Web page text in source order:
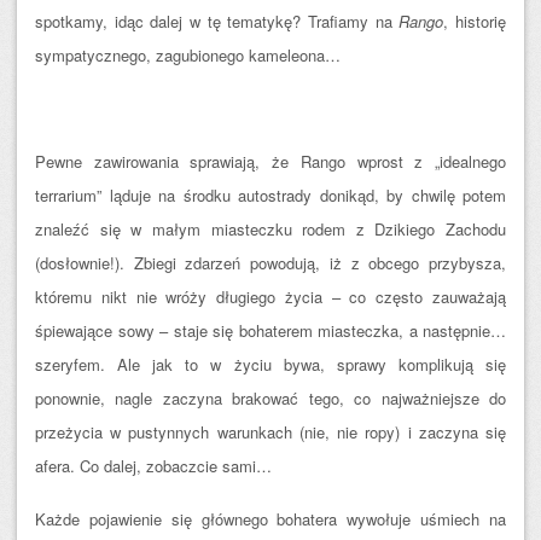
spotkamy, idąc dalej w tę tematykę? Trafiamy naRango, historię
sympatycznego, zagubionego kameleona…
Pewne zawirowania sprawiają, że Rango wprost z „idealnego
terrarium” ląduje na środku autostrady donikąd, by chwilę potem
znaleźć się w małym miasteczku rodem z Dzikiego Zachodu
(dosłownie!). Zbiegi zdarzeń powodują, iż z obcego przybysza,
któremu nikt nie wróży długiego życia – co często zauważają
śpiewające sowy – staje się bohaterem miasteczka, a następnie…
szeryfem. Ale jak to w życiu bywa, sprawy komplikują się
ponownie, nagle zaczyna brakować tego, co najważniejsze do
przeżycia w pustynnych warunkach (nie, nie ropy) i zaczyna się
afera. Co dalej, zobaczcie sami…
Każde pojawienie się głównego bohatera wywołuje uśmiech na